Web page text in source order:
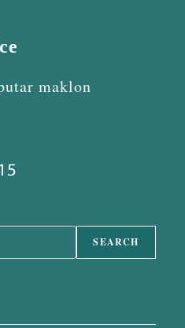
maklon
SEARCH